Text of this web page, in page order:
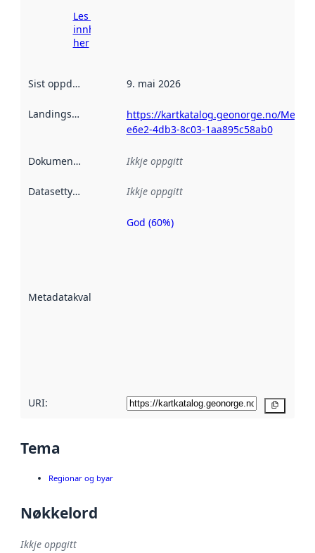
Les meir om
innhenting
her
Sist oppdatert 9. mai 2026
Landingsside
https://kartkatalog.geonorge.no/
e6e2-4db3-8c03-1aa895c58ab0
Dokumentasjon Ikkje oppgitt
Datasettype Ikkje oppgitt
Metadatakvalitet
Metadatakvalitet
God (60%)
URI:
Tema
Regionar og byar
Nøkkelord
Ikkje oppgitt